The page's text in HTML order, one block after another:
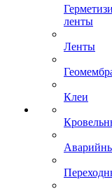
ленты
Ленты
Клеи